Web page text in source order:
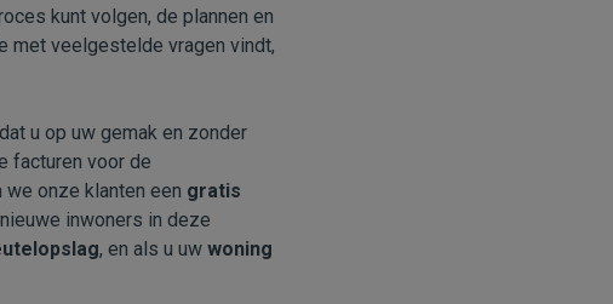
kunt volgen, de plannen en
met veelgestelde vragen vindt,
u op uw gemak en zonder
facturen voor de
onze klanten een gratis
inwoners in deze
, en als u uw woning